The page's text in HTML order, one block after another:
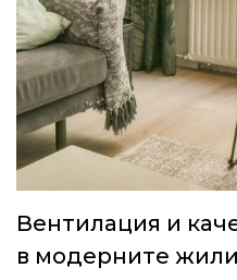
Вентилация и
в модерните